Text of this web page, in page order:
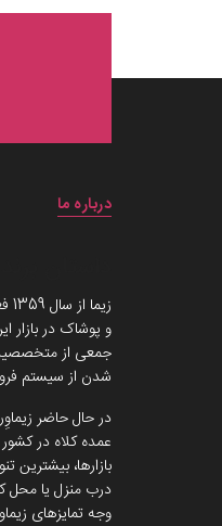
درباره ما
جمعی از متخصصین
شدن از سیستم
در حال حاضر
عمده کلاه در
بازارها،
وجه تمایزهای